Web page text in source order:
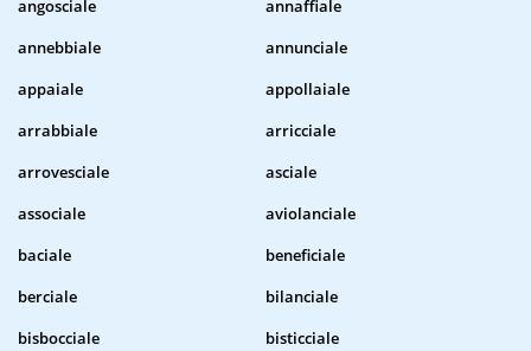
angosciale
annaffiale
annebbiale
annunciale
appaiale
appollaiale
arrabbiale
arricciale
arrovesciale
asciale
associale
aviolanciale
baciale
beneficiale
berciale
bilanciale
bisbocciale
bisticciale